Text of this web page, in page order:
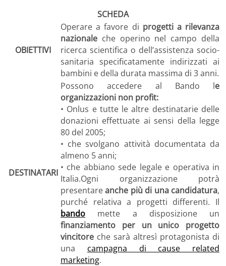
SCHEDA
OBIETTIVI
Operare a favore di progetti a rilevanza
nazionale che operino nel campo della
ricerca scientifica o dell’assistenza socio-
sanitaria specificatamente indirizzati ai
bambini e della durata massima di 3 anni.
DESTINATARI
Possono accedere al Bando le
organizzazioni non profit:
• Onlus e tutte le altre destinatarie delle
donazioni effettuate ai sensi della legge
80 del 2005;
• che svolgano attività documentata da
almeno 5 anni;
• che abbiano sede legale e operativa in
Italia.Ogni organizzazione potrà
presentareanche più di una candidatura,
purché relativa a progetti differenti. Il
bando
mette a disposizione un
finanziamento per un unico progetto
vincitore che sarà altresì protagonista di
una campagna di cause related
marketing.